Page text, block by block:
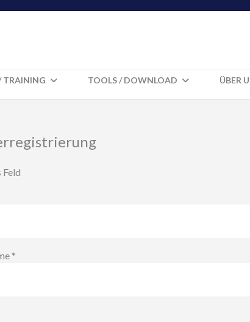
TRAINING TOOLS / DOWNLOAD ÜBER
*